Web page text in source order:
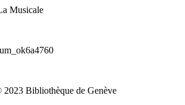
2023 Bibliothèque de Genève